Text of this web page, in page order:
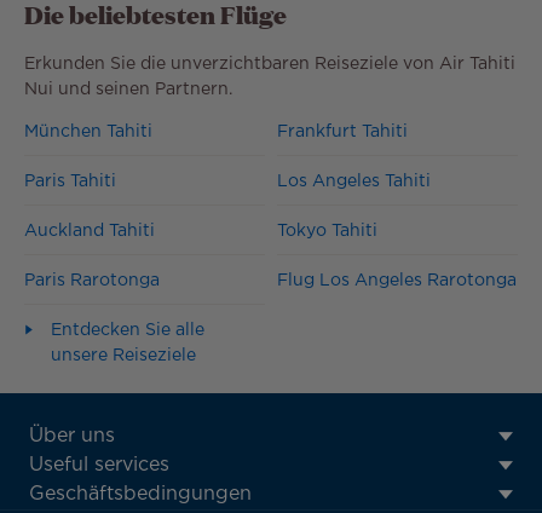
Die beliebtesten Flüge
Erkunden Sie die unverzichtbaren Reiseziele von Air Tahiti
Nui und seinen Partnern.
München Tahiti Frankfurt Tahiti
Paris Tahiti Los Angeles Tahiti
Auckland Tahiti Tokyo Tahiti
Paris Rarotonga Flug Los Angeles Rarotonga
Entdecken Sie alle
unsere Reiseziele
ATN:
Footer
menu
Über uns
Useful services
Geschäftsbedingungen